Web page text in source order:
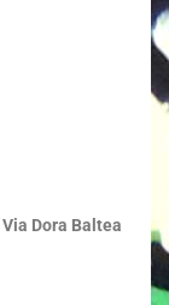
Via Dora Baltea